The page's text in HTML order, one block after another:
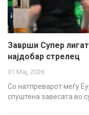
Заврши Супер
најдобар стрелец
31 Мај, 2026
Со натпреварот меѓу
спуштена завесата во